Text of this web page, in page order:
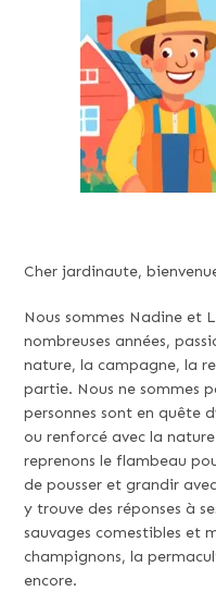
Cher jardinaute,
Nous sommes Nadine et
nombreuses années,
nature, la campagne, la
partie. Nous ne sommes
personnes sont en quête
ou renforcé avec la
reprenons le flambeau
de pousser et grandir
y trouve des réponses à
sauvages comestibles et
champignons, la
encore.